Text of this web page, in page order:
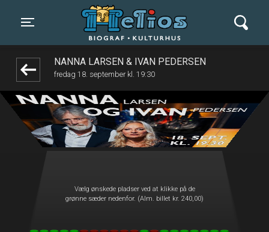
Toggle navigation
Helios Biograf og Kulturhus
NANNA LARSEN & IVAN PEDERSEN
fredag 18. september kl. 19:30
Vælg ønskede pladser ved at klikke på de
grønne sæder nedenfor. (Alm. billet kr. 240,00)
front05-temp 112141